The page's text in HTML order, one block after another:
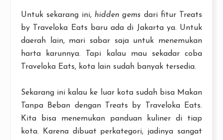
Untuk sekarang ini, hidden gems dari fitur Treats
by Traveloka Eats baru ada di Jakarta ya. Untuk
daerah lain, mari sabar saja untuk menemukan
harta karunnya. Tapi kalau mau sekadar coba
Traveloka Eats, kota lain sudah banyak tersedia.
Sekarang ini kalau ke luar kota sudah bisa Makan
Tanpa Beban dengan Treats by Traveloka Eats.
Kita bisa menemukan panduan kuliner di tiap
kota. Karena dibuat perkategori, jadinya sangat